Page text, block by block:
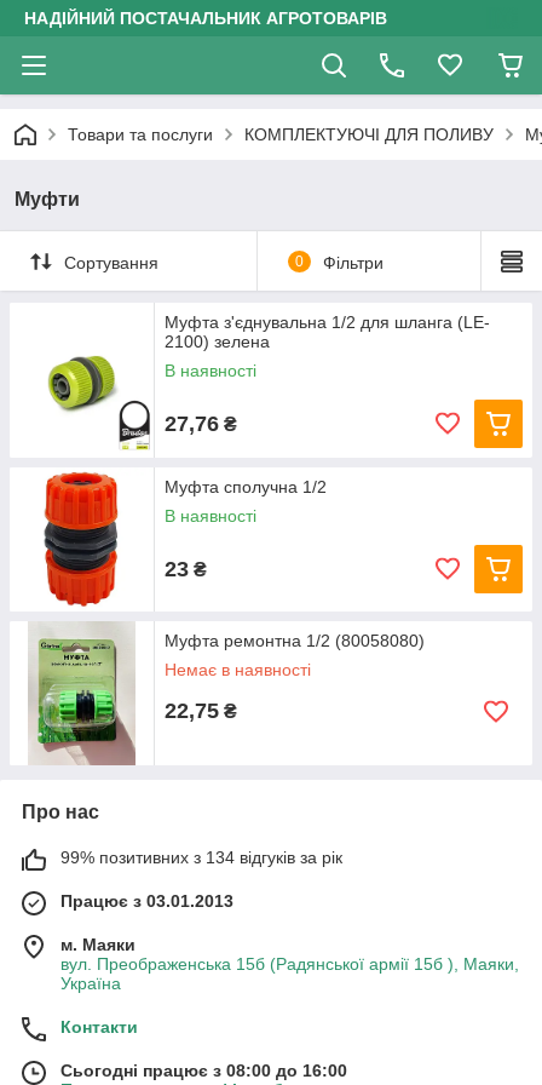
НАДІЙНИЙ ПОСТАЧАЛЬНИК АГРОТОВАРІВ
Товари та послуги КОМПЛЕКТУЮЧІ ДЛЯ ПОЛИВУ
Муфти
Сортування 0 Фільтри
Муфта з'єднувальна 1/2 для шланга (LE-
2100) зелена
В наявності
27,76 ₴
Муфта сполучна 1/2
В наявності
23 ₴
Муфта ремонтна 1/2 (80058080)
Немає в наявності
22,75 ₴
Про нас
99% позитивних з 134 відгуків за рік
Працює з 03.01.2013
м. Маяки
вул. Преображенська 15б (Радянської армії 15б ), Маяки,
Україна
Контакти
Сьогодні працює з 08:00 до 16:00